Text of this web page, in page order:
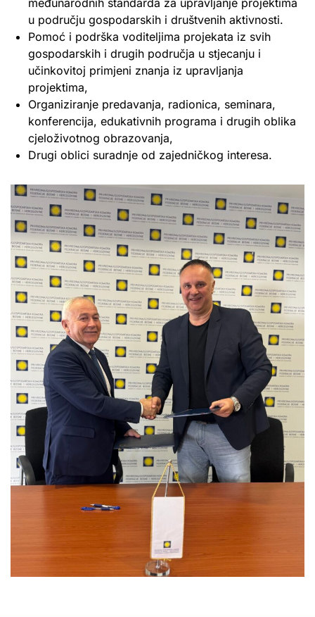
u području gospodarskih i društvenih aktivnosti.
Pomoć i podrška voditeljima projekata iz svih
gospodarskih i drugih područja u stjecanju i
učinkovitoj primjeni znanja iz upravljanja
projektima,
Organiziranje predavanja, radionica, seminara,
konferencija, edukativnih programa i drugih oblika
cjeloživotnog obrazovanja,
Drugi oblici suradnje od zajedničkog interesa.